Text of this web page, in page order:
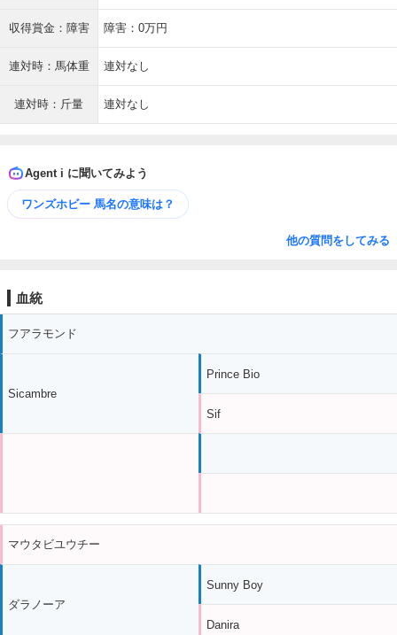
収得賞金：障害 障害：0万円
連対時：馬体重 連対なし
連対時：斤量 連対なし
Agent i に聞いてみよう
ワンズホビー 馬名の意味は？
他の質問をしてみる
血統
フアラモンド
Sicambre
Prince Bio
Sif
マウタビユウチー
ダラノーア
Sunny Boy
Danira